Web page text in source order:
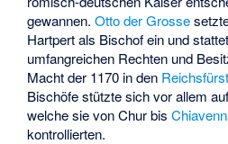
gewannen.Otto der Grosse
Hartpert als Bischof ein und
umfangreichen Rechten und
Macht der 1170 in den
Bischöfe stützte sich vor allem
welche sie von Chur bis
kontrollierten.